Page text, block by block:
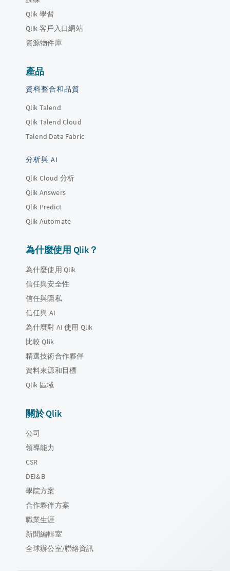
Qlik 學習
Qlik 客戶入口網站
資源物件庫
產品
資料整合和品質
Qlik Talend
Qlik Talend Cloud
Talend Data Fabric
分析與 AI
Qlik Cloud 分析
Qlik Answers
Qlik Predict
Qlik Automate
為什麼使用 Qlik？
為什麼使用 Qlik
信任與安全性
信任與隱私
信任與 AI
為什麼對 AI 使用 Qlik
比較 Qlik
精選技術合作夥伴
資料來源和目標
Qlik 區域
關於 Qlik
公司
領導能力
CSR
DEI&B
學院方案
合作夥伴方案
職業生涯
新聞編輯室
全球辦公室/聯絡資訊